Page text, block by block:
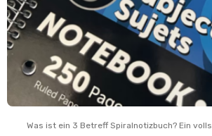
Was ist ein 3 Betreff Spiralnotizbuch? Ein